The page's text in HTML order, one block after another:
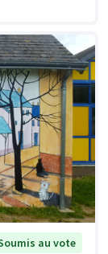
au vote